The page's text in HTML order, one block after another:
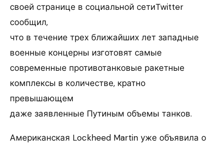
своей странице в социальной сетиTwitter
сообщил,
что в течение трех ближайших лет западные
военные концерны изготовят самые
современные противотанковые ракетные
комплексы в количестве, кратно
превышающем
даже заявленные Путиным объемы танков.
Американская Lockheed Martin уже объявила о